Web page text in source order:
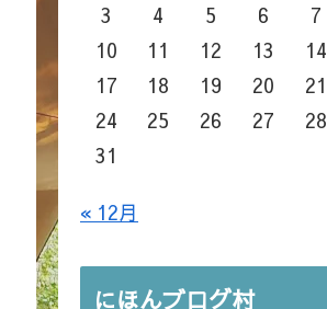
3
4 5 6 7
10
11 12 13 14
17
18 19 20 21
24
25 26 27 28
31
« 12月
にほんブログ村